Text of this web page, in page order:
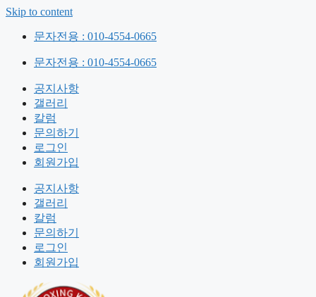
Skip to content
문자전용 : 010-4554-0665
문자전용 : 010-4554-0665
공지사항
갤러리
칼럼
문의하기
로그인
회원가입
공지사항
갤러리
칼럼
문의하기
로그인
회원가입